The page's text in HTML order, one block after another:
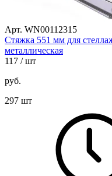
Арт. WN00112315
Стяжка 551 мм для
металлическая
117 / шт
руб.
297 шт